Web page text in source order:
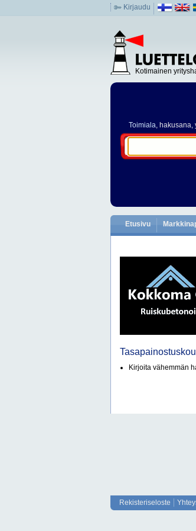
Kirjaudu
Kotimainen
Toimiala, hakusana,
Etusivu
Kirjoita vähemmän
Rekisteriseloste